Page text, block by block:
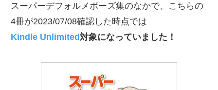
スーパーデフォルメポーズ集のなかで、こちらの
4冊が2023/07/08確認した時点では
Kindle Unlimited対象になっていました！